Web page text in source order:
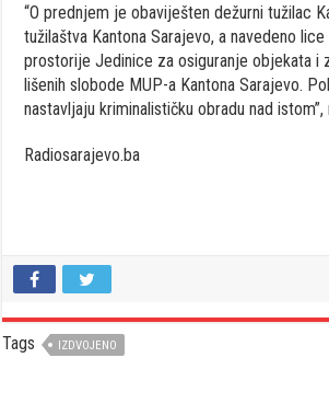
“O prednjem je obaviješten dežurni tužilac
tužilaštva Kantona Sarajevo, a navedeno
prostorije Jedinice za osiguranje objekata i
lišenih slobode MUP-a Kantona Sarajevo.
nastavljaju kriminalističku obradu nad
Radiosarajevo.ba
Tags IZDVOJENO